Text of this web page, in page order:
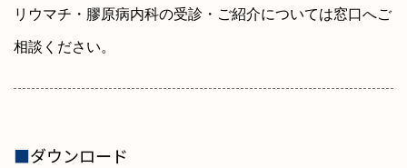
リウマチ・膠原病内科の受診・ご紹介については窓口へご
相談ください。
■ダウンロード